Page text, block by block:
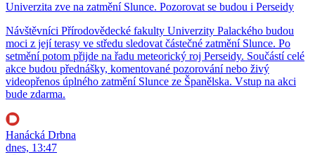
Univerzita zve na zatmění Slunce. Pozorovat se budou i Perseidy
Návštěvníci Přírodovědecké fakulty Univerzity Palackého budou
moci z její terasy ve středu sledovat částečné zatmění Slunce. Po
setmění potom přijde na řadu meteorický roj Perseidy. Součástí celé
akce budou přednášky, komentované pozorování nebo živý
videopřenos úplného zatmění Slunce ze Španělska. Vstup na akci
bude zdarma.
Hanácká Drbna
dnes, 13:47